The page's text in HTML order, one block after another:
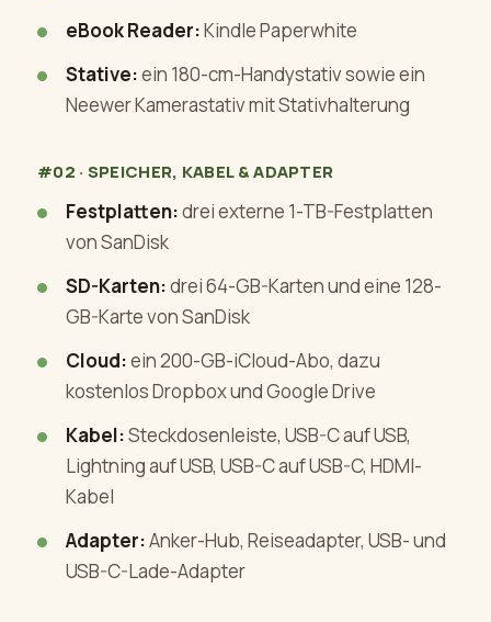
eBook Reader:Kindle Paperwhite
Stative:ein 180-cm-Handystativ sowie ein
Neewer Kamerastativ mit Stativhalterung
#02 · SPEICHER, KABEL & ADAPTER
Festplatten:drei externe 1-TB-Festplatten
von SanDisk
SD-Karten:drei 64-GB-Karten und eine 128-
GB-Karte von SanDisk
Cloud:ein 200-GB-iCloud-Abo, dazu
kostenlos Dropbox und Google Drive
Kabel:Steckdosenleiste, USB-C auf USB,
Lightning auf USB, USB-C auf USB-C, HDMI-
Kabel
Adapter:Anker-Hub, Reiseadapter, USB- und
USB-C-Lade-Adapter